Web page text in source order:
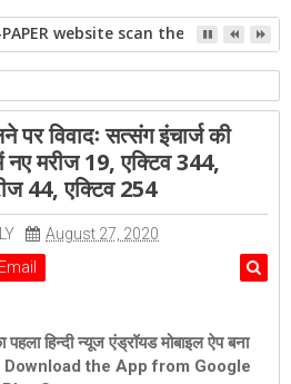
PAPER website scan the QR
kalyan
ulhasnagar
इंचार्ज की मौत, उल्हासनगर में नए मरीज 19,
एक्टिव 254
पर विवादः सत्संग इंचार्ज की
नए मरीज 19, एक्टिव 344,
44, एक्टिव 254
August 27, 2020
Email
हिन्दी न्यूज एंड्रॉयड मोबाइल ऐप बना
the App from Google